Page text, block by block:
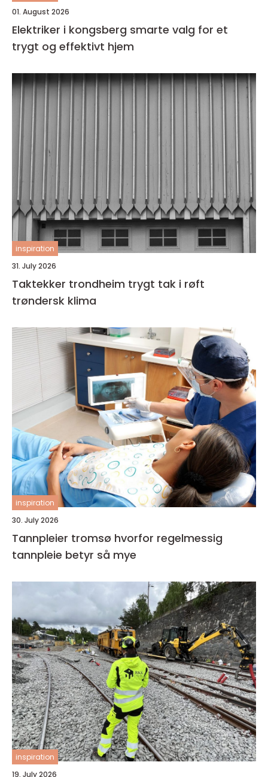
01. August 2026
Elektriker i kongsberg smarte valg for et
trygt og effektivt hjem
inspiration
31. July 2026
Taktekker trondheim trygt tak i røft
trøndersk klima
inspiration
30. July 2026
Tannpleier tromsø hvorfor regelmessig
tannpleie betyr så mye
inspiration
19. July 2026